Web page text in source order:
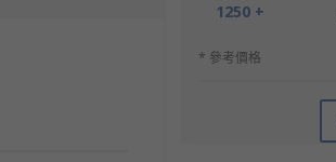
1250 +
* 參考價格